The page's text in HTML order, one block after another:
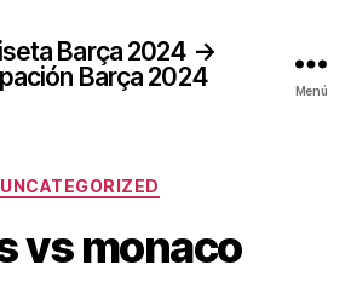
Barça 2024 →
Barça 2024
Menú
Categorías
UNCATEGORIZED
vs monaco